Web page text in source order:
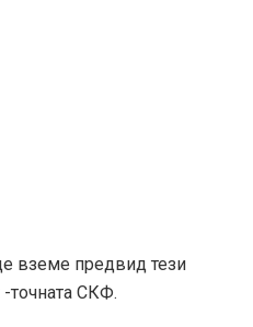
вземе предвид тези
-точната СКФ.